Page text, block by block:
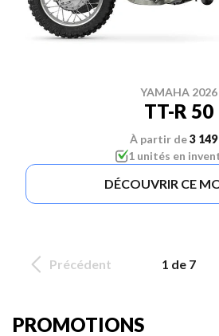
YAMAHA 2026
TT-R 50
À partir de3
1 unités en
DÉCOUVRIR CE
Précédent 1 de 7
PROMOTIONS